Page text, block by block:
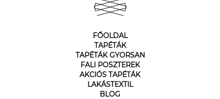
FŐOLDAL
TAPÉTÁK
TAPÉTÁK GYORSAN
FALI POSZTEREK
AKCIÓS TAPÉTÁK
LAKÁSTEXTIL
BLOG